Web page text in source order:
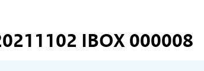
IBOX 000008